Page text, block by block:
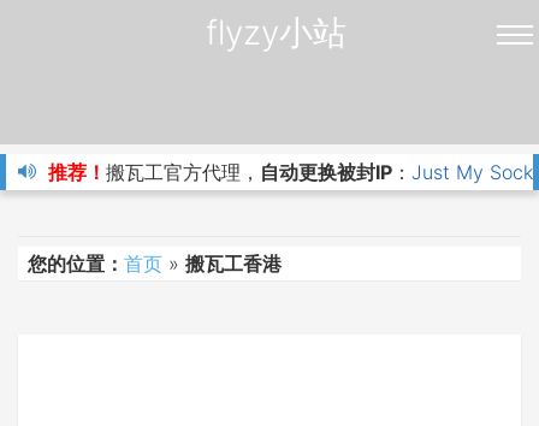
flyzy小站
推荐！ 搬瓦工官方代理， 自动更换被封IP ： Just My
您的位置： 首页 » 搬瓦工香港